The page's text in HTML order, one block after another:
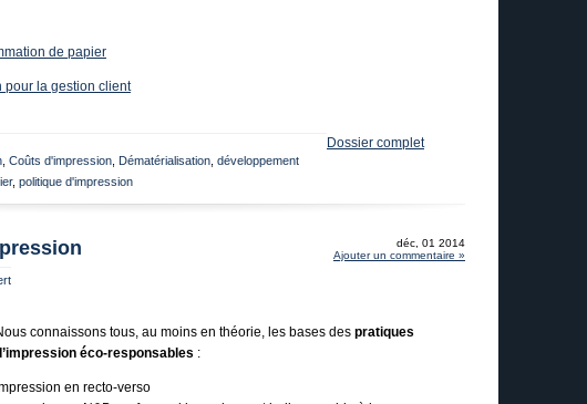
de papier
pour la gestion client
Coûts d'impression Dématérialisation développement
, politique d'impression
Dossier complet
déc, 01 2014
Ajouter un commentaire »
connaissons tous, au moins en théorie, les bases des pratiques
éco-responsables :
en recto-verso